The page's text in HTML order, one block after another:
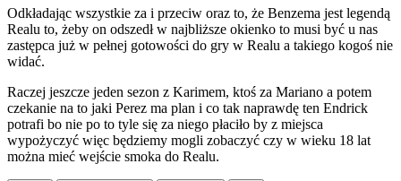
Odkładając wszystkie za i przeciw oraz to, że Benzema jest legendą
Realu to, żeby on odszedł w najbliższe okienko to musi być u nas
zastępca już w pełnej gotowości do gry w Realu a takiego kogoś nie
widać.
Raczej jeszcze jeden sezon z Karimem, ktoś za Mariano a potem
czekanie na to jaki Perez ma plan i co tak naprawdę ten Endrick
potrafi bo nie po to tyle się za niego płaciło by z miejsca
wypożyczyć więc będziemy mogli zobaczyć czy w wieku 18 lat
można mieć wejście smoka do Realu.